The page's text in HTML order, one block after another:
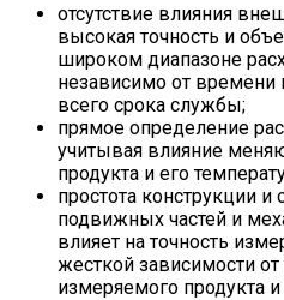
отсутствие влияния
высокая точность и
широком диапазоне
независимо от времени
всего срока службы;
прямое определение
учитывая влияние
продукта и его
простота конструкции и
подвижных частей и
влияет на точность
жесткой зависимости
измеряемого продукта и